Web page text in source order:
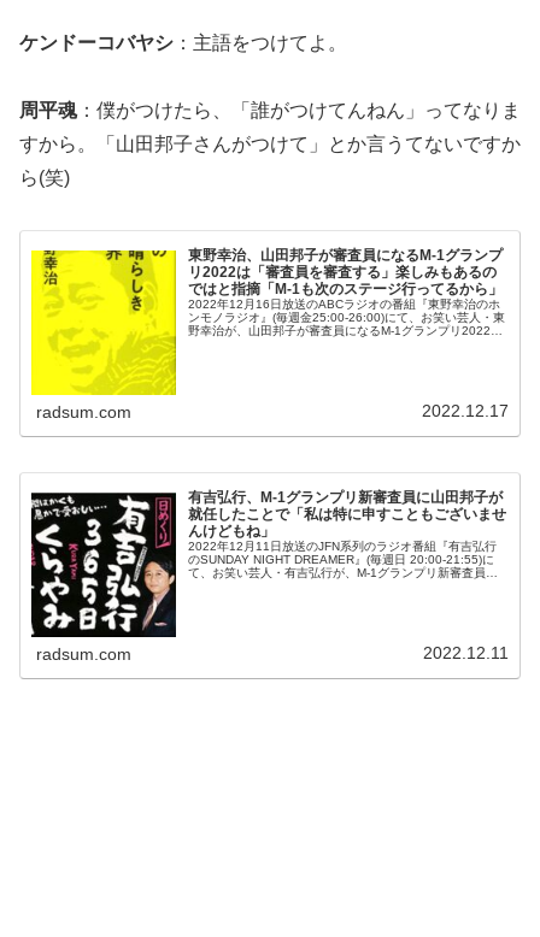
ケンドーコバヤシ ：主語をつけてよ。
周平魂：僕がつけたら、「誰がつけてんねん」ってなりま
すから。「山田邦子さんがつけて」とか言うてないですか
ら(笑)
東野幸治、山田邦子が審査員になるM-1グランプ
リ2022は「審査員を審査する」楽しみもあるの
ではと指摘「M-1も次のステージ行ってるから」
2022年12月16日放送のABCラジオの番組『東野幸治のホ
ンモノラジオ』(毎週金25:00-26:00)にて、お笑い芸人・東
野幸治が、山田邦子が審査員になるM-1グランプリ2022は
radsum.com 2022.12.17
有吉弘行、M-1グランプリ新審査員に山田邦子が
就任したことで「私は特に申すこともございませ
んけどもね」
2022年12月11日放送のJFN系列のラジオ番組『有吉弘行
のSUNDAY NIGHT DREAMER』(毎週日 20:00-21:55)に
て、お笑い芸人・有吉弘行が、M-1グランプリ新審査員に
radsum.com 2022.12.11